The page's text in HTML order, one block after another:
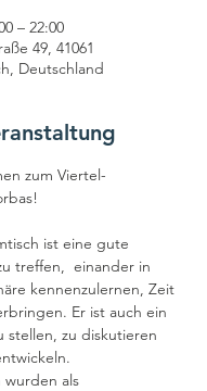
– 22:00
49, 41061
Deutschland
zum Viertel-
ist eine gute
treffen,  einander in
kennenzulernen, Zeit
Er ist auch ein
stellen, zu diskutieren
als